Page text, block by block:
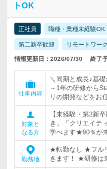
トOK
正社員 職種・業種未経験OK
第二新卒歓迎 リモートワー
情報更新日：2026/07/30 終了
仕事内容
＼同期と成長♪基
～1年の研修から
リの開発などをお
対象と
なる方
【未経験・第2新
き」「クリエイテ
学べます★90％が
勤務地
★転勤なし ★フル
きます！ ★研修は